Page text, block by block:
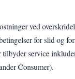
ved
for slid og
tilbyder service
Consumer).